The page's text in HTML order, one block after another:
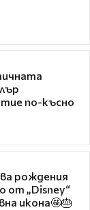
по-късно
рождения
от „Disney“
икона🤩🎂